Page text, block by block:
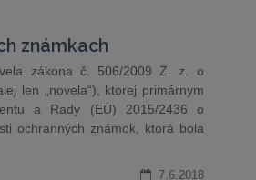
známkach
zákona č. 506/2009 Z. z. o
len „novela“), ktorej primárnym
a Rady (EÚ) 2015/2436 o
ochranných známok, ktorá bola
7.6.2018